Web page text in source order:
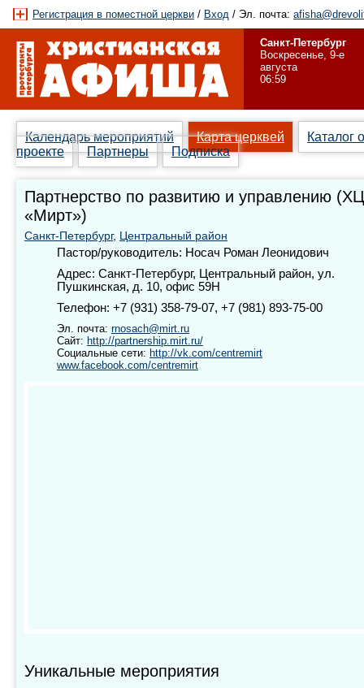
Регистрация в поместной церкви / Вход / Эл. почта:
Санкт-Петербург
Воскресенье, 9-е
августа
06:59
Календарь мероприятий Карта церквей
Каталог
проекте
Партнеры Подписка
Партнерство по развитию и управлению (ХЦ
«Мирт»)
Санкт-Петербург, Центральный район
Пастор/руководитель: Носач Роман Леонидович
Адрес: Санкт-Петербург, Центральный район, ул.
Пушкинская, д. 10, офис 59Н
Телефон: +7 (931) 358-79-07, +7 (981) 893-75-00
Эл. почта: rnosach@mirt.ru
Сайт: http://partnership.mirt.ru/
Социальные сети: http://vk.com/centremirt
www.facebook.com/centremirt
Уникальные мероприятия